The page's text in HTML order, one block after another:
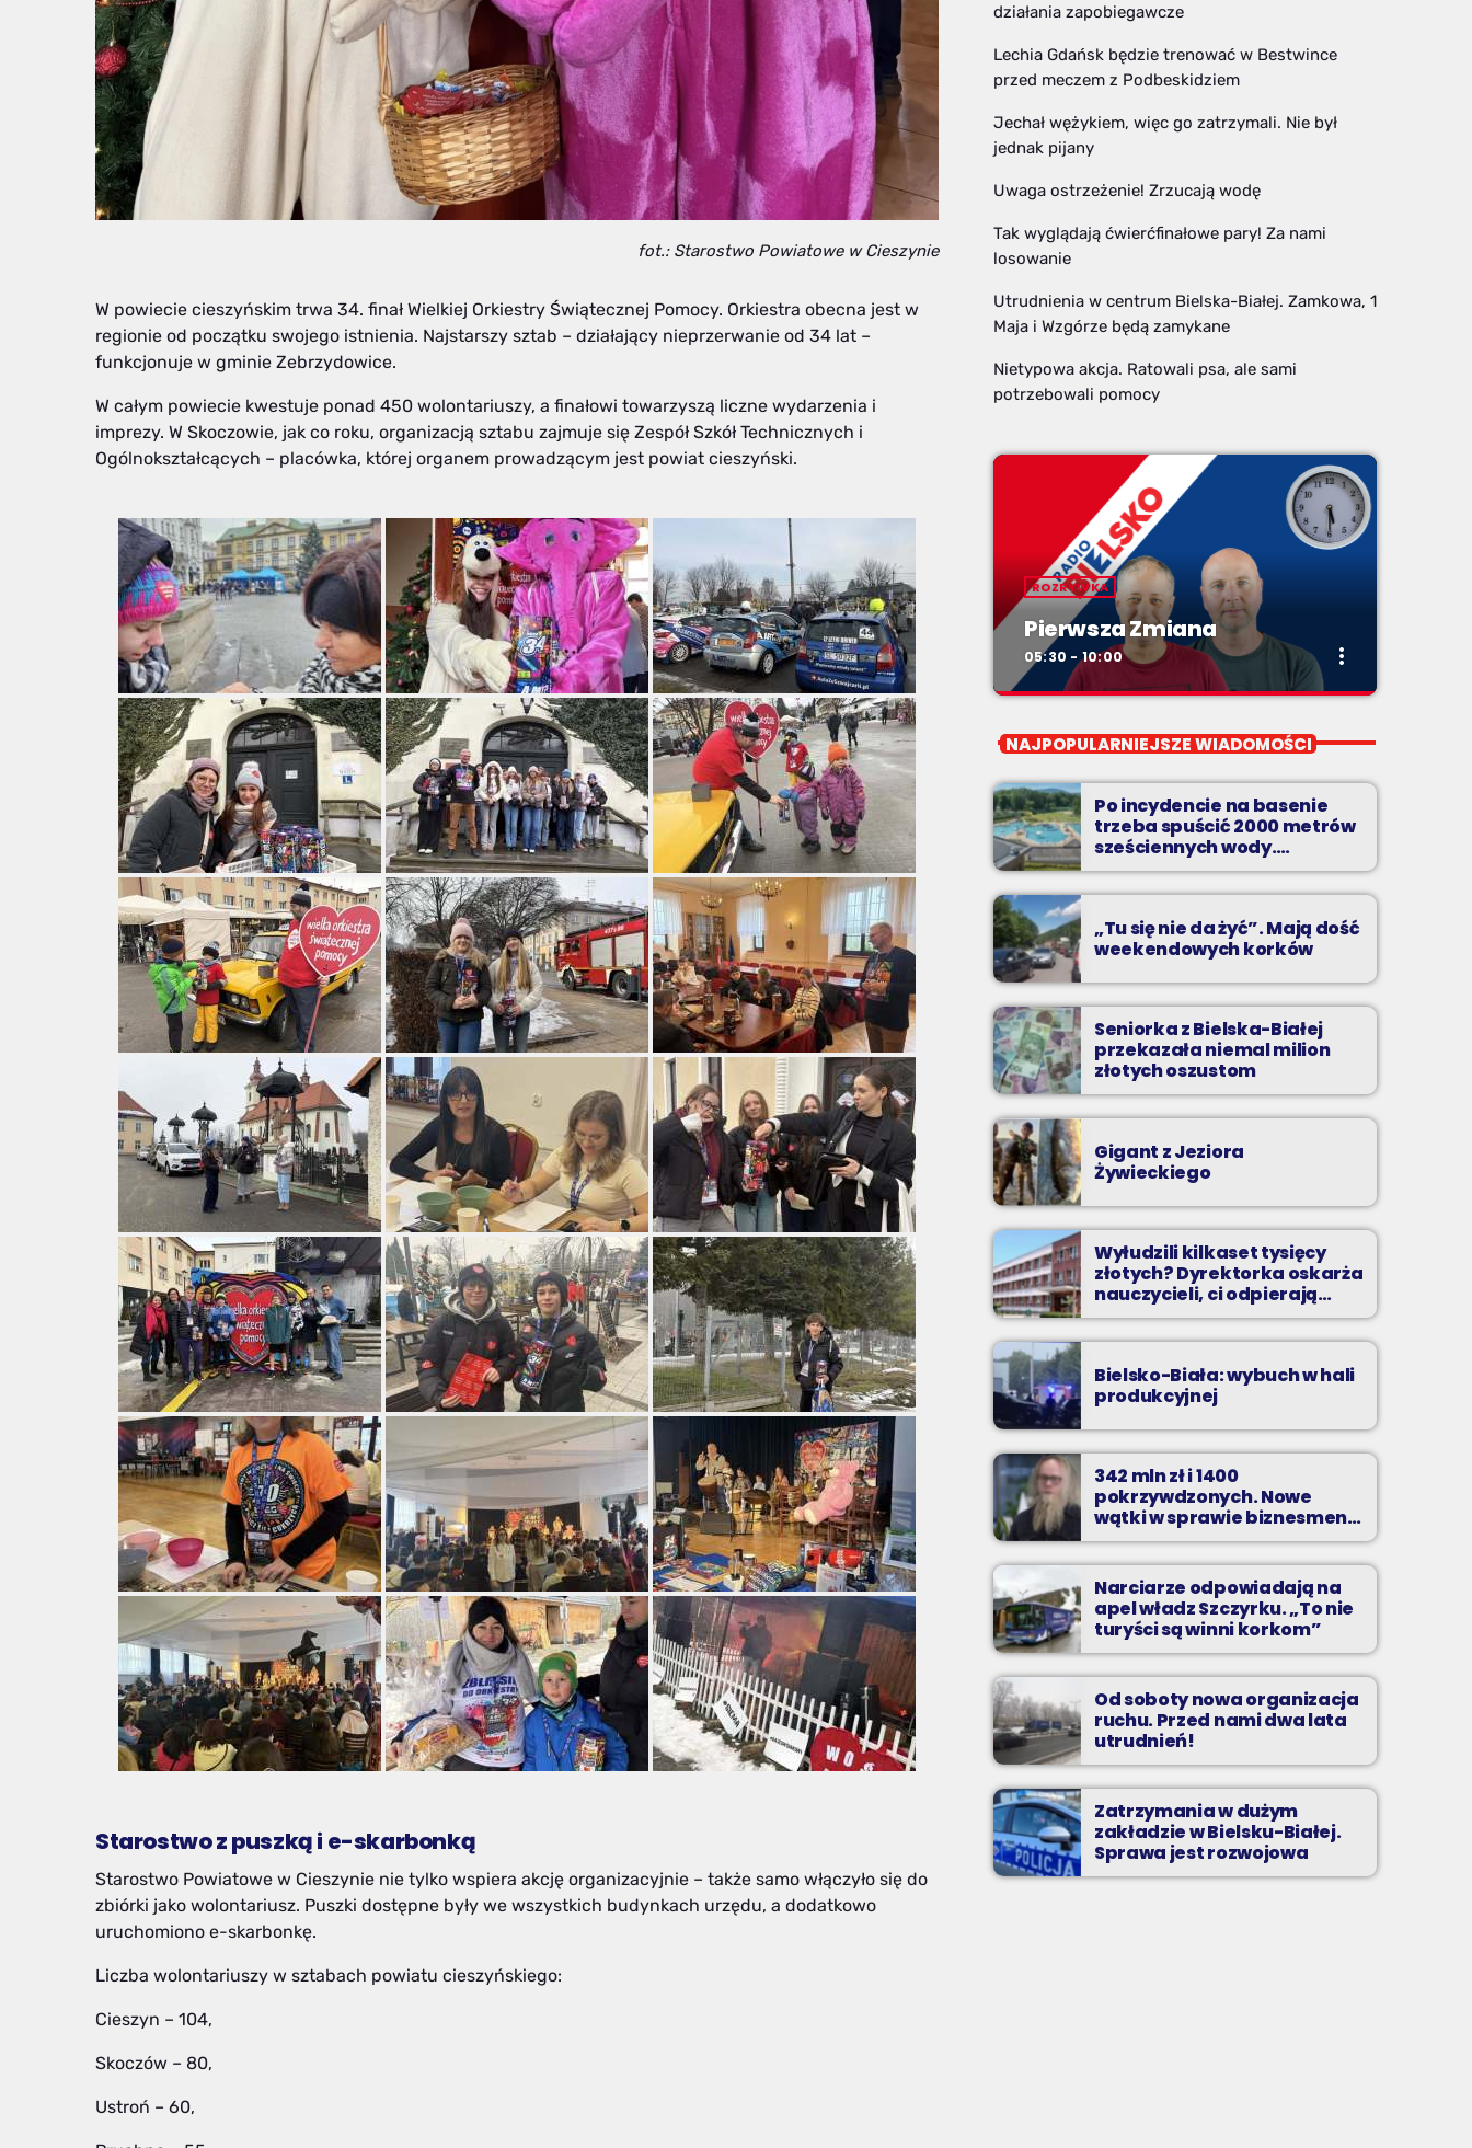
fot.: Starostwo Powiatowe w Cieszynie
W powiecie cieszyńskim trwa 34. finał Wielkiej Orkiestry Świątecznej Pomocy. Orkiestra obecna jest w
regionie od początku swojego istnienia. Najstarszy sztab – działający nieprzerwanie od 34 lat –
funkcjonuje w gminie Zebrzydowice.
W całym powiecie kwestuje ponad 450 wolontariuszy, a finałowi towarzyszą liczne wydarzenia i
imprezy. W Skoczowie, jak co roku, organizacją sztabu zajmuje się Zespół Szkół Technicznych i
Ogólnokształcących – placówka, której organem prowadzącym jest powiat cieszyński.
Starostwo z puszką i e-skarbonką
Starostwo Powiatowe w Cieszynie nie tylko wspiera akcję organizacyjnie – także samo włączyło się do
zbiórki jako wolontariusz. Puszki dostępne były we wszystkich budynkach urzędu, a dodatkowo
uruchomiono e-skarbonkę.
Liczba wolontariuszy w sztabach powiatu cieszyńskiego:
Cieszyn – 104,
Skoczów – 80,
Ustroń – 60,
działania zapobiegawcze
Lechia Gdańsk będzie trenować w Bestwince
przed meczem z Podbeskidziem
Jechał wężykiem, więc go zatrzymali. Nie był
jednak pijany
Uwaga ostrzeżenie! Zrzucają wodę
Tak wyglądają ćwierćfinałowe pary! Za nami
losowanie
Utrudnienia w centrum Bielska-Białej. Zamkowa, 1
Maja i Wzgórze będą zamykane
Nietypowa akcja. Ratowali psa, ale sami
potrzebowali pomocy
ROZRYWKA
Pierwsza Zmiana
05:30 - 10:00 more_vert
Pierwsza Zmiana
Codziennie od poniedziałku do piątku od 5:30
do 10.
NAJPOPULARNIEJSZE WIADOMOŚCI
Po incydencie na basenie
trzeba spuścić 2000 metrów
sześciennych wody.
„Ogromne koszty i ogromna
praca”
„Tu się nie da żyć”. Mają dość
weekendowych korków
Seniorka z Bielska-Białej
przekazała niemal milion
złotych oszustom
Gigant z Jeziora
Żywieckiego
Wyłudzili kilkaset tysięcy
złotych? Dyrektorka oskarża
nauczycieli, ci odpierają
zarzuty
Bielsko-Biała: wybuch w hali
produkcyjnej
342 mln zł i 1400
pokrzywdzonych. Nowe
wątki w sprawie biznesmena
z Bielska-Białej
Narciarze odpowiadają na
apel władz Szczyrku. „To nie
turyści są winni korkom”
Od soboty nowa organizacja
ruchu. Przed nami dwa lata
utrudnień!
Zatrzymania w dużym
zakładzie w Bielsku-Białej.
Sprawa jest rozwojowa